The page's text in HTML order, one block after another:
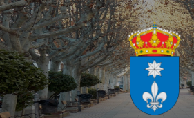
Skip
to
content
Saltar
a
la
navegación
principal
Saltar
a
pie
de
página